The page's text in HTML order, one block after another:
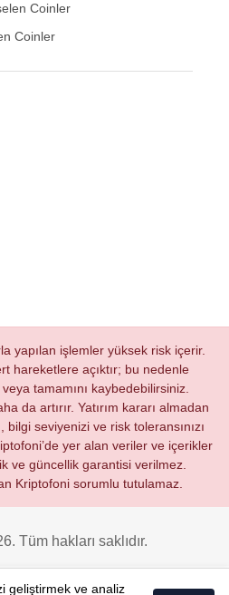
Coinler
Coinler
yapılan işlemler yüksek risk içerir.
hareketlere açıktır; bu nedenle
veya tamamını kaybedebilirsiniz.
da artırır. Yatırım kararı almadan
seviyenizi ve risk toleransınızı
yer alan veriler ve içerikler
ve güncellik garantisi verilmez.
Kriptofoni sorumlu tutulamaz.
Tüm hakları saklıdır.
geliştirmek ve analiz